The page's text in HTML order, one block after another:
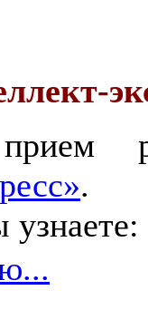
прием
.